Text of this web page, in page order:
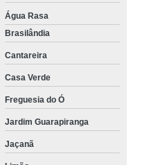
Água Rasa
Brasilândia
Cantareira
Casa Verde
Freguesia do Ó
Jardim Guarapiranga
Jaçanã